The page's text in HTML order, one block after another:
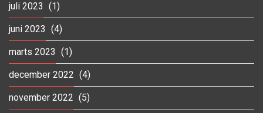
juli 2023 (1)
juni 2023 (4)
marts 2023 (1)
december 2022 (4)
november 2022 (5)